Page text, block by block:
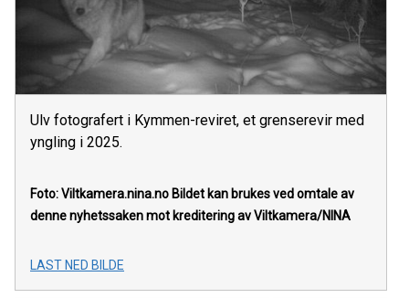
Ulv fotografert i Kymmen-reviret, et grenserevir med
yngling i 2025.
Foto: Viltkamera.nina.no Bildet kan brukes ved omtale av
denne nyhetssaken mot kreditering av Viltkamera/NINA
LAST NED BILDE